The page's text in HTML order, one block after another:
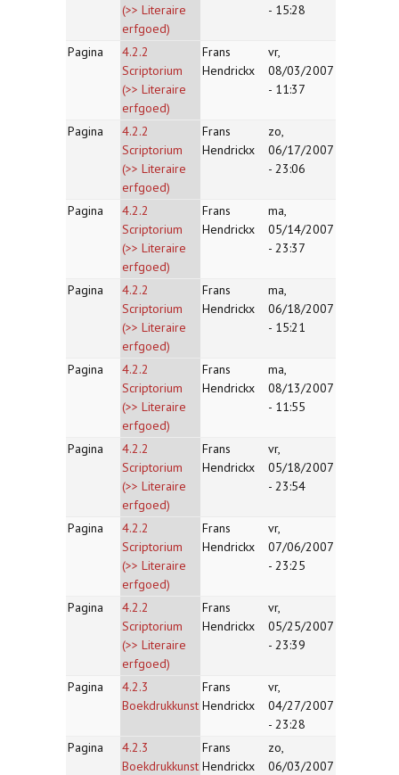
(>> Literaire
erfgoed)
- 15:28
Pagina
4.2.2
Scriptorium
(>> Literaire
erfgoed)
Frans
Hendrickx
vr,
08/03/2007
- 11:37
Pagina
4.2.2
Scriptorium
(>> Literaire
erfgoed)
Frans
Hendrickx
zo,
06/17/2007
- 23:06
Pagina
4.2.2
Scriptorium
(>> Literaire
erfgoed)
Frans
Hendrickx
ma,
05/14/2007
- 23:37
Pagina
4.2.2
Scriptorium
(>> Literaire
erfgoed)
Frans
Hendrickx
ma,
06/18/2007
- 15:21
Pagina
4.2.2
Scriptorium
(>> Literaire
erfgoed)
Frans
Hendrickx
ma,
08/13/2007
- 11:55
Pagina
4.2.2
Scriptorium
(>> Literaire
erfgoed)
Frans
Hendrickx
vr,
05/18/2007
- 23:54
Pagina
4.2.2
Scriptorium
(>> Literaire
erfgoed)
Frans
Hendrickx
vr,
07/06/2007
- 23:25
Pagina
4.2.2
Scriptorium
(>> Literaire
erfgoed)
Frans
Hendrickx
vr,
05/25/2007
- 23:39
Pagina
4.2.3
Boekdrukkunst
Frans
Hendrickx
vr,
04/27/2007
- 23:28
Pagina
4.2.3
Boekdrukkunst
Frans
Hendrickx
zo,
06/03/2007